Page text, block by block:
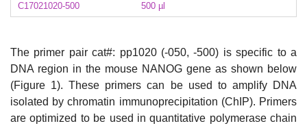
C17021020-500
500 µl
The primer pair cat#: pp1020 (-050, -500) is specific to a
DNA region in the mouse NANOG gene as shown below
(Figure 1). These primers can be used to amplify DNA
isolated by chromatin immunoprecipitation (ChIP). Primers
are optimized to be used in quantitative polymerase chain